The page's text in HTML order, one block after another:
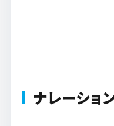
ナレーショ